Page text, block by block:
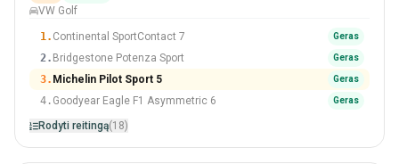
#3 Iš 18 Padangos
VW Golf
1. Continental SportContact 7 Geras
2. Bridgestone Potenza Sport Geras
3. Michelin Pilot Sport 5 Geras
4. Goodyear Eagle F1 Asymmetric 6 Geras
Rodyti reitingą(18)